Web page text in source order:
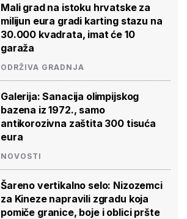
Mali grad na istoku hrvatske za
milijun eura gradi karting stazu na
30.000 kvadrata, imat će 10
garaža
ODRŽIVA GRADNJA
Galerija: Sanacija olimpijskog
bazena iz 1972., samo
antikorozivna zaštita 300 tisuća
eura
NOVOSTI
Šareno vertikalno selo: Nizozemci
za Kineze napravili zgradu koja
pomiče granice, boje i oblici pršte